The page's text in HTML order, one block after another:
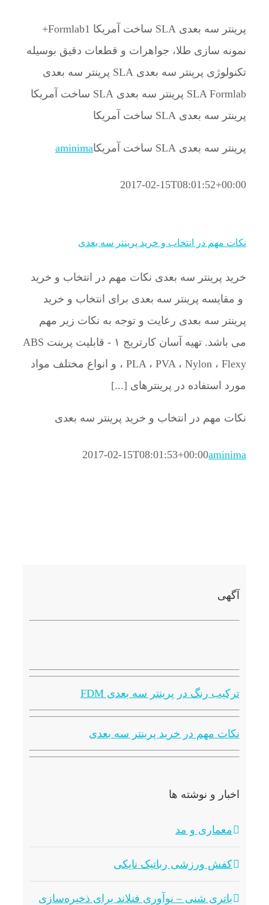
پرینتر سه بعدی SLA ساخت آمریکا Formlab1+
نمونه سازی طلا، جواهرات و قطعات دقیق بوسیله
تکنولوژی پرینتر سه بعدی SLA پرینتر سه بعدی
SLA Formlab پرینتر سه بعدی SLA ساخت آمریکا
پرینتر سه بعدی SLA ساخت آمریکا
پرینتر سه بعدی SLA ساخت آمریکا aminima
2017-02-15T08:01:52+00:00
نکات مهم در انتخاب و خرید پرینتر سه بعدی
خرید پرینتر سه بعدی نکات مهم در انتخاب و خرید
و مقایسه پرینتر سه بعدی برای انتخاب و خرید
پرینتر سه بعدی رعایت و توجه به نکات زیر مهم
می باشد. تهیه آسان کارتریج ۱ - قابلیت پرینت ABS
، PLA ، PVA ، Nylon ، Flexy و انواع مختلف مواد
مورد استفاده در پرینترهای [...]
نکات مهم در انتخاب و خرید پرینتر سه بعدی
aminima
2017-02-15T08:01:53+00:00
آگهی
ترکیب رنگ در پرینتر سه بعدی FDM
نکات مهم در خرید پرینتر سه بعدی
اخبار و نوشته ها
معماری و مد
کفش ورزشی رباتیک نایکی
باتری شنی – نوآوری فنلاند برای ذخیره‌سازی